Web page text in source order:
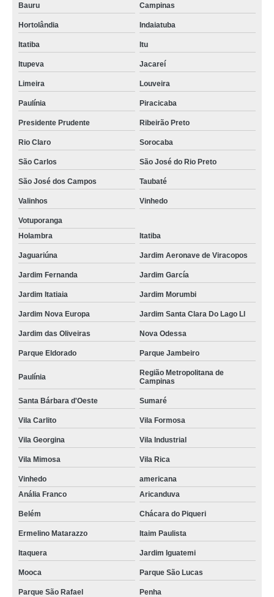
Bauru Campinas
Hortolândia Indaiatuba
Itatiba Itu
Itupeva Jacareí
Limeira Louveira
Paulínia Piracicaba
Presidente Prudente Ribeirão Preto
Rio Claro Sorocaba
São Carlos São José do Rio Preto
São José dos Campos Taubaté
Valinhos Vinhedo
Votuporanga
Holambra
Itatiba
Jaguariúna Jardim Aeronave de Viracopos
Jardim Fernanda Jardim García
Jardim Itatiaia Jardim Morumbi
Jardim Nova Europa Jardim Santa Clara Do Lago Ll
Jardim das Oliveiras Nova Odessa
Parque Eldorado Parque Jambeiro
Paulínia
Região Metropolitana de
Campinas
Santa Bárbara d'Oeste Sumaré
Vila Carlito Vila Formosa
Vila Georgina Vila Industrial
Vila Mimosa Vila Rica
Vinhedo
americana
Anália Franco
Aricanduva
Belém Chácara do Piqueri
Ermelino Matarazzo Itaim Paulista
Itaquera Jardim Iguatemi
Mooca Parque São Lucas
Parque São Rafael Penha